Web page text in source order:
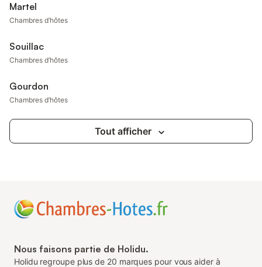
Martel
Chambres d’hôtes
Souillac
Chambres d’hôtes
Gourdon
Chambres d’hôtes
Tout afficher
Nous faisons partie de Holidu.
Holidu regroupe plus de 20 marques pour vous aider à